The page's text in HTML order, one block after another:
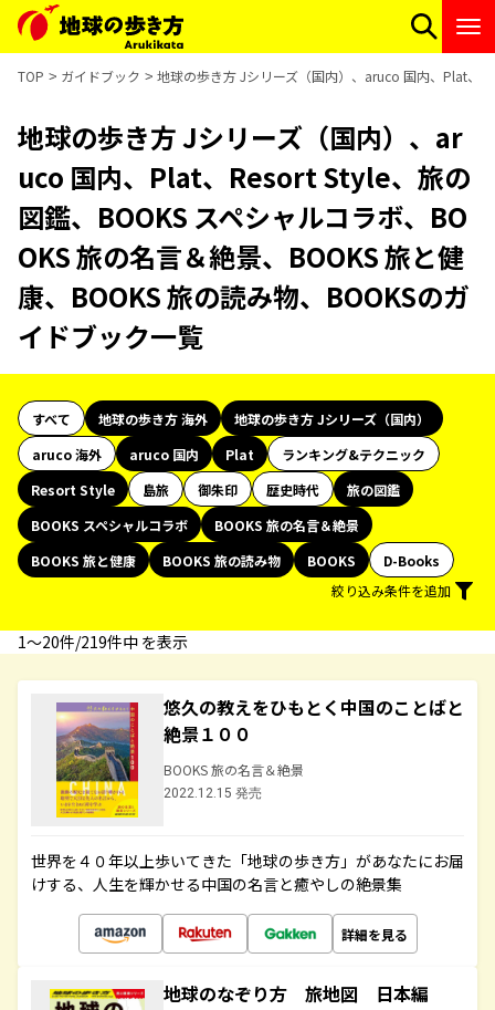
TOP ガイドブック 地球の歩き方 Jシリーズ（国内）、aruco 国内、Plat、
地球の歩き方 Jシリーズ（国内）、ar
uco 国内、Plat、Resort Style、旅の
図鑑、BOOKS スペシャルコラボ、BO
OKS 旅の名言＆絶景、BOOKS 旅と健
康、BOOKS 旅の読み物、BOOKSのガ
イドブック一覧
すべて 地球の歩き方 海外
地球の歩き方 Jシリーズ（国内）
aruco 海外
aruco 国内 Plat
ランキング&テクニック
Resort Style
島旅 御朱印 歴史時代
旅の図鑑
BOOKS スペシャルコラボ
BOOKS 旅の名言＆絶景
BOOKS 旅と健康
BOOKS 旅の読み物 BOOKS
D-Books
絞り込み条件を追加
1〜20件/219件中 を表示
悠久の教えをひもとく中国のことばと
絶景１００
BOOKS 旅の名言＆絶景
2022.12.15 発売
世界を４０年以上歩いてきた「地球の歩き方」があなたにお届
けする、人生を輝かせる中国の名言と癒やしの絶景集
詳細を見る
地球のなぞり方 旅地図 日本編